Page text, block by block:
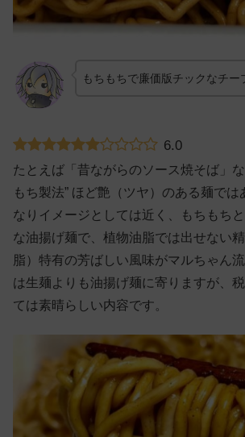
もちもちで廉価版チックなチー
6.0
たとえば「昔ながらのソース焼そば」
もち製法” ほど艶（ツヤ）のある麺で
なりイメージとしては近く、もちもち
な油揚げ麺で、植物油脂では出せない
脂）特有の芳ばしい風味がマルちゃん
は生麺よりも油揚げ麺に寄りますが、
ては素晴らしい内容です。